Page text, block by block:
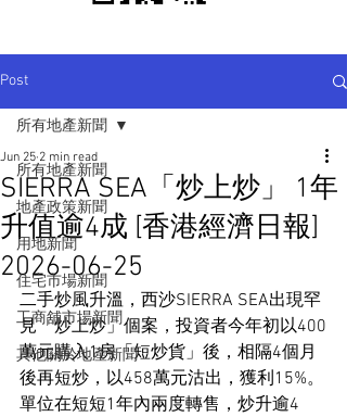
Post
所有地產新聞
地產政策新聞
用地新聞
住宅市場新聞
工商舖市場新聞
其他關於地產新聞
所有地產新聞
SIERRA SEA「炒上炒」 1年
升值逾4成 [香港經濟日報]
2026-06-25
Jun 25 2 min read
二手炒風升溫，西沙SIERRA SEA出現罕
見「炒上炒」個案，投資者今年初以400
萬元購入1房「短炒貨」後，相隔4個月
後再短炒，以458萬元沽出，獲利15%。
單位在短短1年內兩度轉售，炒升逾4